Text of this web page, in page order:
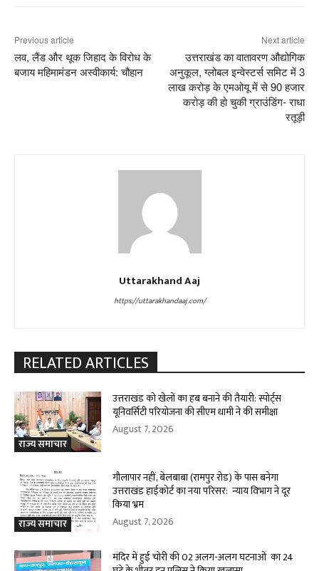
Previous article
लव, लैंड और थूक जिहाद के विरोध के
बजाय महिमामंडन अस्वीकार्य: चौहान
Next article
उत्तराखंड का वातावरण औद्योगिक
अनुकूल, ग्लोबल इन्वेस्टर्स समिट में 3
लाख करोड़ के एमओयू में से 90 हजार
करोड़ की हो चुकी ग्राउंडिंग- राधा
रतूड़ी
Uttarakhand Aaj
https://uttarakhandaaj.com/
RELATED ARTICLES
राज्य समाचार
उत्तराखंड को खेलों का हब बनाने की तैयारी: स्पोर्ट्स
यूनिवर्सिटी परियोजना की सीएम धामी ने की समीक्षा
August 7, 2026
राज्य समाचार
गौलापार नहीं, बेलबाबा (रामपुर रोड) के पास बनेगा
उत्तराखंड हाईकोर्ट का नया परिसर: न्याय विभाग ने दूर
किया भ्रम
August 7, 2026
मंदिर में हुई चोरी की 02 अलग-अलग घटनाओं का 24